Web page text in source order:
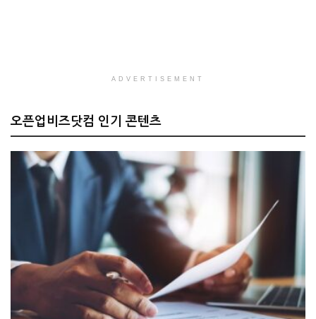
ADVERTISEMENT
오픈업비즈닷컴 인기 콘텐츠